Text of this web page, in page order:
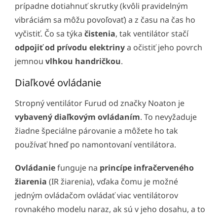
prípadne dotiahnuť skrutky (kvôli pravidelným
vibráciám sa môžu povoľovať) a z času na čas ho
vyčistiť. Čo sa týka čistenia, tak ventilátor stačí
odpojiť od prívodu elektrinya očistiť jeho povrch
jemnou vlhkou handričkou.
Diaľkové ovládanie
Stropný ventilátor Furud od značky Noaton je
vybavený diaľkovým ovládaním. To nevyžaduje
žiadne špeciálne párovanie a môžete ho tak
používať hneď po namontovaní ventilátora.
Ovládaniefunguje na princípe infračerveného
žiarenia (IR žiarenia), vďaka čomu je možné
jedným ovládačom ovládať viac ventilátorov
rovnakého modelu naraz, ak sú v jeho dosahu, a to